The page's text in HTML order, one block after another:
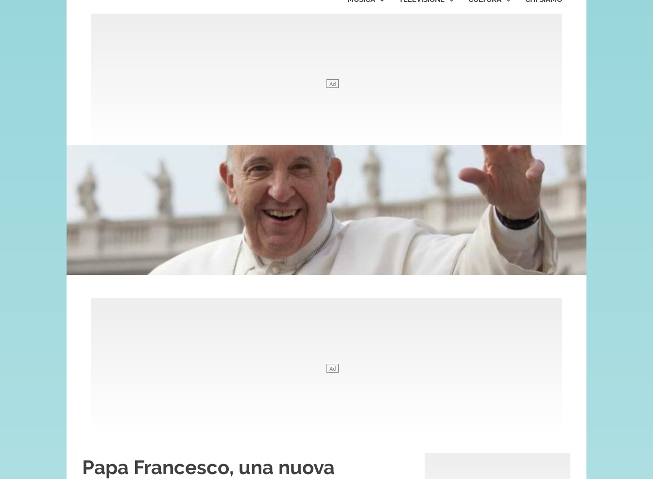
Papa Francesco, una nuova